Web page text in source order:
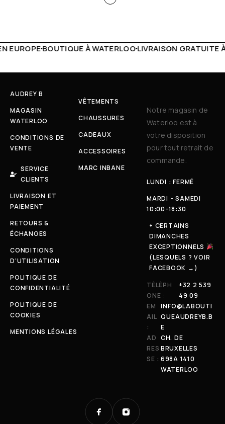
LIVRAISON GRATUITE À PARTIR DE 150€LIVE
AUDREY B
MAGASIN
WATERLOO
CONDITIONS DE
VENTE
SERVICE
CLIENTS
LIVRAISON ET
PAIEMENT
RETOURS &
ÉCHANGES
CONDITIONS
D'UTILISATION
POLITIQUE DE
CONFIDENTIALITÉ
POLITIQUE DE
COOKIES
MENTIONS LÉGALES
VÊTEMENTS
CHAUSSURES
CADEAUX
ACCESSOIRES
MARC INBANE
Notre magasin de
Waterloo est à
votre disposition
pour tout retrait de
commande.
LUNDI : FERMÉ
MARDI - SAMEDI
10:00-18:30
+ CERTAINS
DIMANCHES
EXCEPTIONNELS
(LESQUELS ? VOIR
FACEBOOK →)
TÉLÉPH
ONE :
+32 2 539
49 09
EM
AIL
:
INFO@LABOUTI
QUEAUDREYB.B
E
AD
RES
SE :
CH. DE
BRUXELLES
698A 1410
WATERLOO